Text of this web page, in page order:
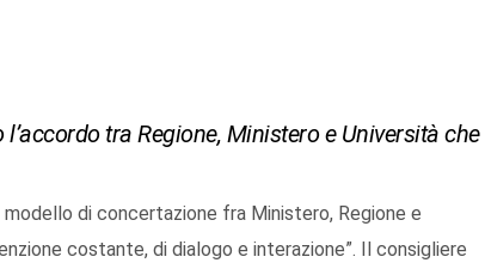
tra Regione, Ministero e Università che
di concertazione fra Ministero, Regione e
costante, di dialogo e interazione”. Il consigliere